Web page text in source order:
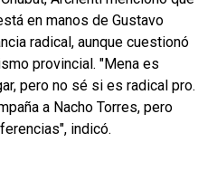
en manos de Gustavo
radical, aunque cuestionó
provincial. "Mena es
pero no sé si es radical pro.
a Nacho Torres, pero
indicó.